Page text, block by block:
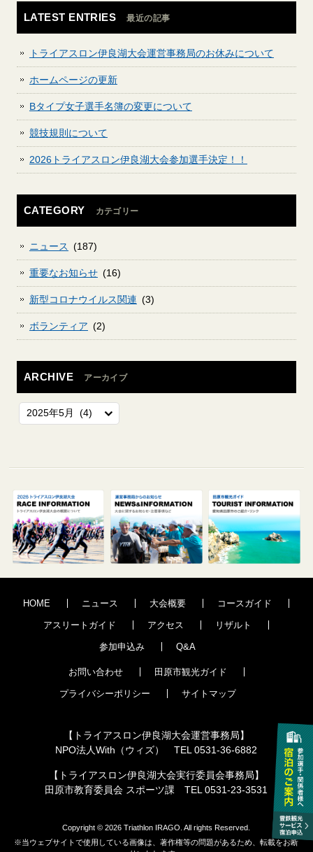
LATEST ENTRIES 最近の記事
トライアスロン伊良湖大会運営事務局のお休みについて
ホームページの更新
Bタイプ女子選手名簿の変更について
競技規則について
2026トライアスロン伊良湖大会参加選手決定！！
CATEGORY カテゴリー
ニュース (187)
重要なお知らせ (16)
新型コロナウイルス関連 (3)
ボランティア (2)
ARCHIVE アーカイブ
HOME ニュース 大会概要 コースガイド
アスリートガイド アクセス リザルト
参加申込み Q&A
お問い合わせ 田原市観光ガイド
プライバシーポリシー サイトマップ
【トライアスロン伊良湖大会運営事務局】
NPO法人With（ウィズ） TEL 0531-36-6882
【トライアスロン伊良湖大会実行委員会事務局】
田原市教育委員会 スポーツ課 TEL 0531-23-3531
Copyright © 2026 Triathlon IRAGO. All rights Reserved.
※当ウェブサイトで使用している画像は、著作権等の問題があるため、転載をお断